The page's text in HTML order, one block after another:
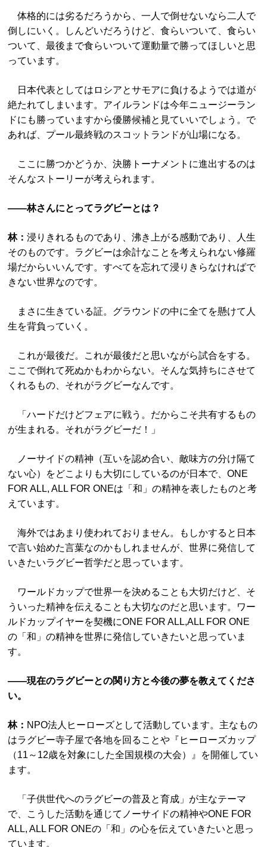
体格的には劣るだろうから、一人で倒せないなら二人で
倒しにいく。しんどいだろうけど、食らいついて、食らい
ついて、最後まで食らいついて運動量で勝ってほしいと思
っています。
日本代表としてはロシアとサモアに負けるようでは道が
絶たれてしまいます。アイルランドは今年ニュージーラン
ドにも勝っていますから優勝候補と見ていいでしょう。で
あれば、プール最終戦のスコットランドが山場になる。
ここに勝つかどうか、決勝トーナメントに進出するのは
そんなストーリーが考えられます。
――林さんにとってラグビーとは？
林：浸りきれるものであり、沸き上がる感動であり、人生
そのものです。ラグビーは余計なことを考えられない修羅
場だからいいんです。すべてを忘れて浸りきらなければで
きない世界なのです。
まさに生きている証。グラウンドの中に全てを懸けて人
生を背負っていく。
これが最後だ。これが最後だと思いながら試合をする。
ここで倒れて死ぬかもわからない。そんな気持ちにさせて
くれるもの、それがラグビーなんです。
「ハードだけどフェアに戦う。だからこそ共有するもの
が生まれる。それがラグビーだ！」
ノーサイドの精神（互いを認め合い、敵味方の分け隔て
ない心）をどこよりも大切にしているのが日本で、ONE
FOR ALL, ALL FOR ONEは「和」の精神を表したものと考
えています。
海外ではあまり使われておりません。もしかすると日本
で言い始めた言葉なのかもしれませんが、世界に発信して
いきたいラグビー哲学だと思っています。
ワールドカップで世界一を決めることも大切だけど、そ
ういった精神を伝えることも大切なのだと思います。ワー
ルドカップイヤーを契機にONE FOR ALL,ALL FOR ONE
の「和」の精神を世界に発信していきたいと思っていま
す。
――現在のラグビーとの関り方と今後の夢を教えてくださ
い。
林： NPO法人ヒーローズとして活動しています。主なもの
はラグビー寺子屋で各地を回ることや『ヒーローズカップ
（11～12歳を対象にした全国規模の大会）』を開催してい
ます。
「子供世代へのラグビーの普及と育成」が主なテーマ
で、こうした活動を通じてノーサイドの精神やONE FOR
ALL, ALL FOR ONEの「和」の心を伝えていきたいと思っ
ています。